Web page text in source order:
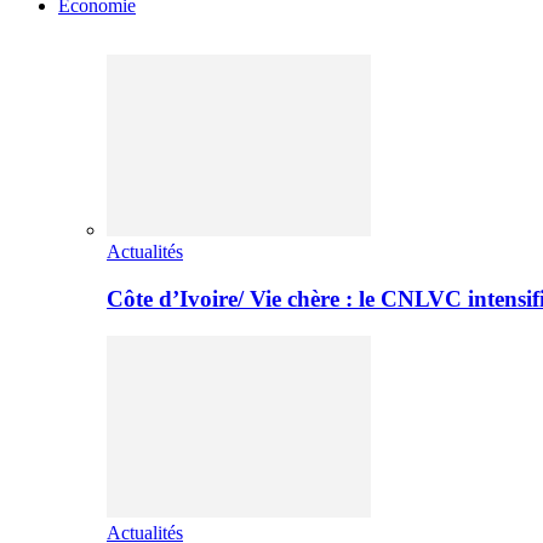
Economie
Actualités
Côte d’Ivoire/ Vie chère : le CNLVC
Actualités